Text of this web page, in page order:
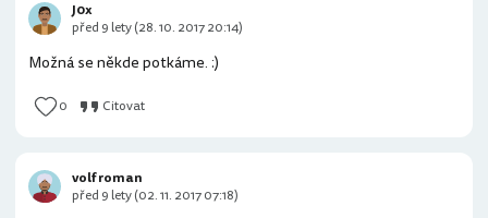
Možná se někde potkáme. :)
0 Citovat
J0x
před 9 lety (28. 10. 2017 20:14)
volf roman
před 9 lety (02. 11. 2017 07:18)